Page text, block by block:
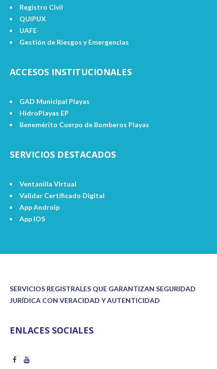
Registro Civil
QUIPUX
UAFE
Gestión de Riesgos y Emergencias
ACCESOS INSTITUCIONALES
GAD Municipal Playas
HidroPlayas EP
Benemérito Cuerpo de Bomberos Playas
SERVICIOS DESTACADOS
Ventanilla Virtual
Validar Certificado Digital
App Androip
App IOS
SERVICIOS REGISTRALES QUE GARANTIZAN SEGURIDAD
JURÍDICA CON VERACIDAD Y AUTENTICIDAD
ENLACES SOCIALES